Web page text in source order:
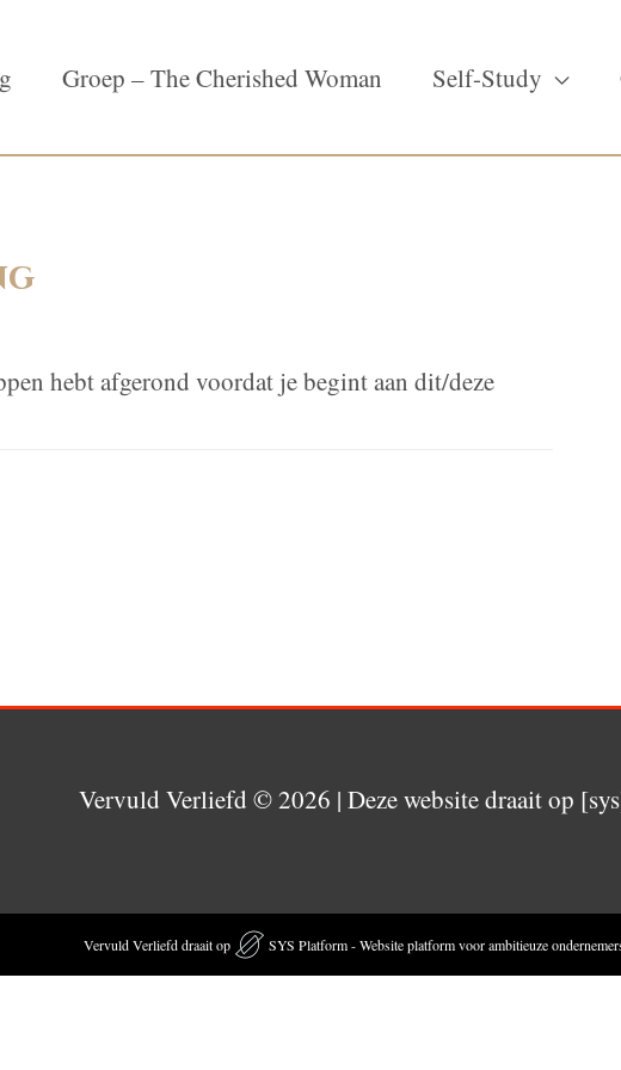
Groep – The Cherished Woman Self-Study
hebt afgerond voordat je begint aan dit/deze
Vervuld Verliefd © 2026 | Deze website draait op
Vervuld Verliefd draait op SYS Platform - Website platform voor ambitieuze